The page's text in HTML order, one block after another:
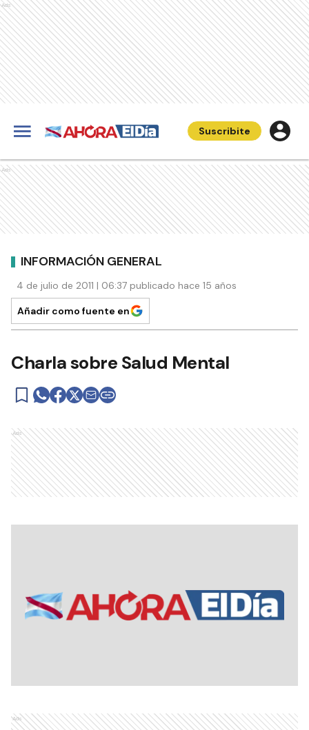
Ads
Suscribite
Ads
INFORMACIÓN GENERAL
4 de julio de 2011 | 06:37 publicado hace 15 años
Añadir como fuente en
Charla sobre Salud Mental
Ads
Ads